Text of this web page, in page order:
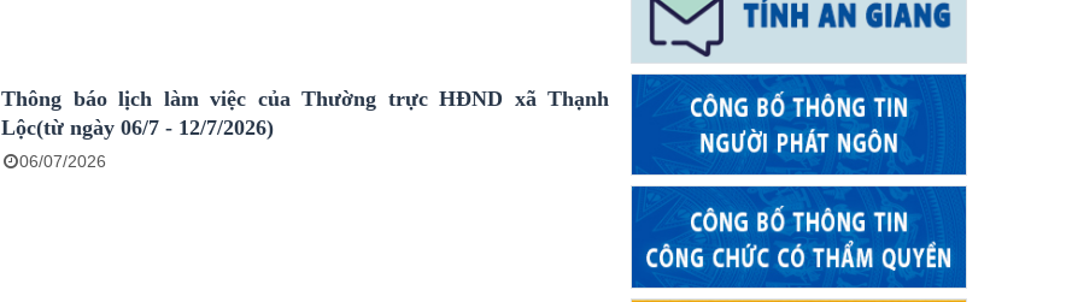
Thông báo lịch làm việc của Thường trực HĐND xã Thạnh
Lộc(từ ngày 06/7 - 12/7/2026)
06/07/2026